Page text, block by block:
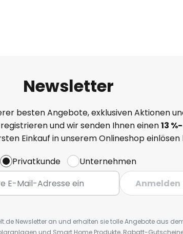
Newsletter
besten Angebote, exklusiven Aktionen
und wir senden Ihnen einen13 %
Einkauf in unserem Onlineshop
Privatkunde
Unternehmen
Anmelden
Newsletter an und erhalten sie tolle Angebote aus
und Smart Home Produkte, Rabatt-